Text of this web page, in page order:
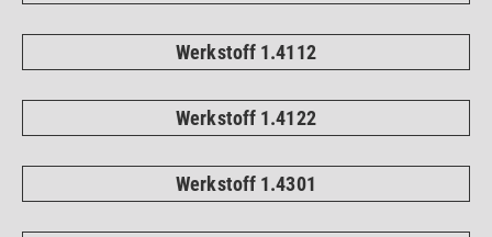
Werkstoff 1.4112
Werkstoff 1.4122
Werkstoff 1.4301